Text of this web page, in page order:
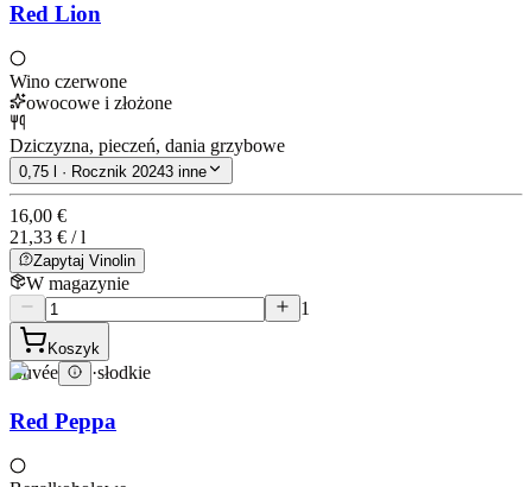
Red Lion
Wino czerwone
owocowe i złożone
Dziczyzna, pieczeń, dania grzybowe
0,75 l · Rocznik 20243 inne
16,00 €
21,33 € / l
Zapytaj Vinolin
W magazynie
1
Koszyk
Cuvée ·słodkie
Red Peppa